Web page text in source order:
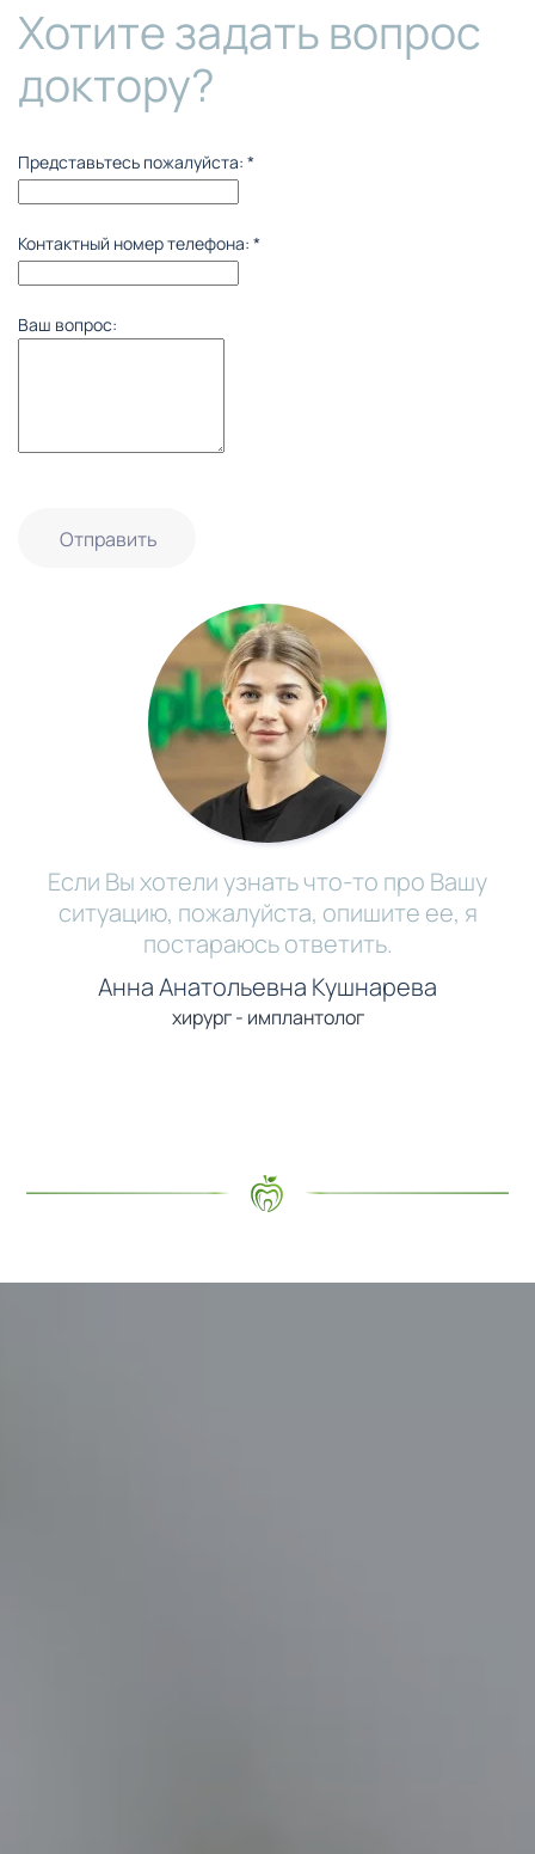
Хотите задать вопрос
доктору?
Представьтесь пожалуйста: *
Контактный номер телефона: *
Ваш вопрос:
Отправить
Если Вы хотели узнать что-то про Вашу
ситуацию, пожалуйста, опишите ее, я
постараюсь ответить.
Анна Анатольевна Кушнарева
хирург - имплантолог